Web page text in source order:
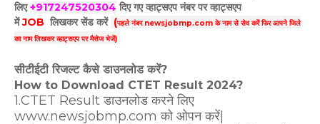
लिए+917247520304 दिए गएव्हाट्सएपनंबर पर व्हाट्सएप
मेंJOB लिखकर सेंड करें (पहले नंबर newsjobmp.com के नाम से सेव करें फिर आपनेजिले
का नाम लिखकर व्हाट्सएप पर मैसेज भेजें)
सीटीईटी रिजल्ट कैसे डाउनलोड करें?
How to Download CTET Result 2024?
1.CTET Result डाउनलोड करने लिए
www.newsjobmp.com को ओपन करें|